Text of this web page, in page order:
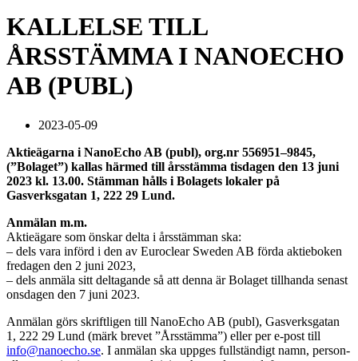
KALLELSE TILL
ÅRSSTÄMMA I NANOECHO
AB (PUBL)
2023-05-09
Aktieägarna i NanoEcho AB (publ), org.nr 556951–9845,
(”Bolaget”) kallas härmed till årsstämma tisdagen den 13 juni
2023 kl. 13.00. Stämman hålls i Bolagets lokaler på
Gasverksgatan 1, 222 29 Lund.
Anmälan m.m.
Aktieägare som önskar delta i årsstämman ska:
– dels vara införd i den av Euroclear Sweden AB förda aktieboken
fredagen den 2 juni 2023,
– dels anmäla sitt deltagande så att denna är Bolaget tillhanda senast
onsdagen den 7 juni 2023.
Anmälan görs skriftligen till NanoEcho AB (publ), Gasverksgatan
1, 222 29 Lund (märk brevet ”Årsstämma”) eller per e-post till
info@nanoecho.se. I anmälan ska uppges fullständigt namn, person-